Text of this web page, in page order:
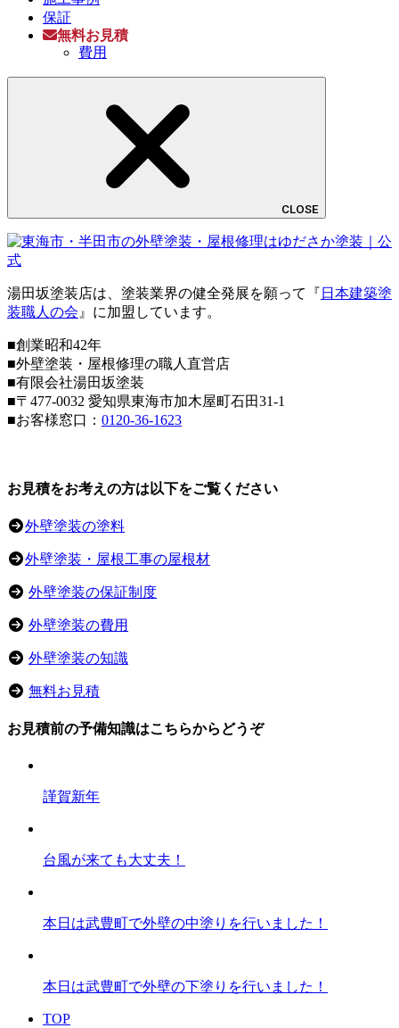
保証
無料お見積
費用
CLOSE
湯田坂塗装店は、塗装業界の健全発展を願って『 日本建築塗
装職人の会』に加盟しています。
■創業昭和42年
■外壁塗装・屋根修理の職人直営店
■有限会社湯田坂塗装
■〒 477-0032 愛知県東海市加木屋町石田31-1
■お客様窓口： 0120-36-1623
お見積をお考えの方は以下をご覧ください
外壁塗装の塗料
外壁塗装・屋根工事の屋根材
外壁塗装の保証制度
外壁塗装の費用
外壁塗装の知識
無料お見積
お見積前の予備知識はこちらからどうぞ
謹賀新年
台風が来ても大丈夫！
本日は武豊町で外壁の中塗りを行いました！
本日は武豊町で外壁の下塗りを行いました！
TOP